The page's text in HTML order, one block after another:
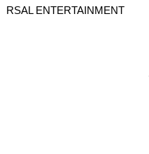
RSAL ENTERTAINMENT